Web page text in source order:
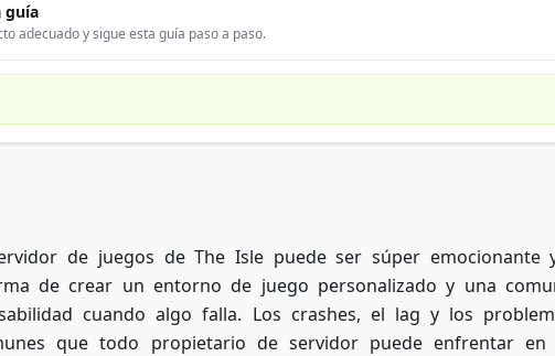
guía
adecuado y sigue esta guía paso a paso.
de juegos de The Isle puede ser súper emocionante
de crear un entorno de juego personalizado y una
cuando algo falla. Los crashes, el lag y los
que todo propietario de servidor puede enfrentar en